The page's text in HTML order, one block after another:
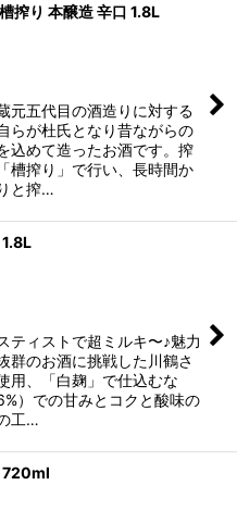
搾り 本醸造 辛口 1.8L
元五代目の酒造りに対する
らが杜氏となり昔ながらの
込めて造ったお酒です。搾
槽搾り」で行い、長時間か
と搾…
ティストで超ミルキ〜♪魅力
群のお酒に挑戦した川鶴さ
用、「白麹」で仕込むな
）での甘みとコクと酸味の
工…
720ml